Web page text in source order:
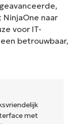
naar
voor IT-
betrouwbaar,
met